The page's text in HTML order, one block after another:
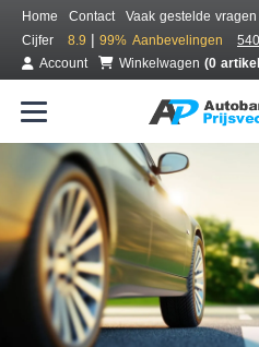
Home Contact
Vaak gestelde vragen
Cijfer
8.9 | 99% Aanbevelingen
Account
Winkelwagen (0
Bestel voordelig
Gratis bezorgd of montage bij